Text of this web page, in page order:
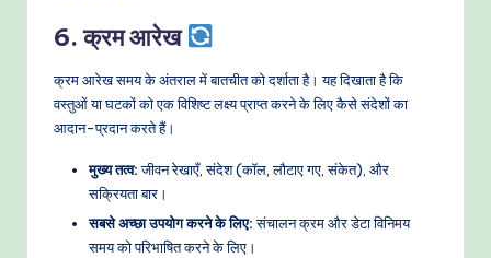
6. क्रम आरेख
क्रम आरेख समय के अंतराल में बातचीत को दर्शाता है। यह दिखाता है कि
वस्तुओं या घटकों को एक विशिष्ट लक्ष्य प्राप्त करने के लिए कैसे संदेशों का
आदान-प्रदान करते हैं।
मुख्य तत्व:जीवन रेखाएँ, संदेश (कॉल, लौटाए गए, संकेत), और
सक्रियता बार।
सबसे अच्छा उपयोग करने के लिए:संचालन क्रम और डेटा विनिमय
समय को परिभाषित करने के लिए।